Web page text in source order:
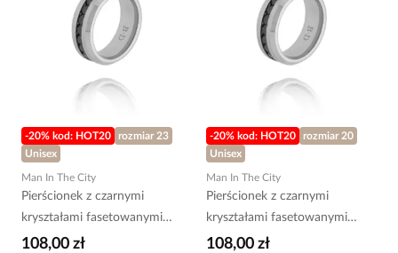
-20% kod: HOT20
rozmiar 23
Unisex
Man In The City
Pierścionek z czarnymi
kryształami fasetowanymi
srebrny PMITC0179
108,00 zł
-20% kod: HOT20
rozmiar 20
Unisex
Man In The City
Pierścionek z czarnymi
kryształami fasetowanymi
srebrny PMITC0178
108,00 zł